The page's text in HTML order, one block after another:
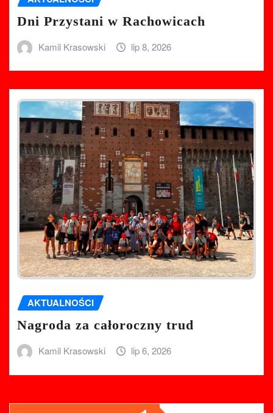
Dni Przystani w Rachowicach
Kamil Krasowski lip 8, 2026
AKTUALNOŚCI
Nagroda za całoroczny trud
Kamil Krasowski lip 6, 2026